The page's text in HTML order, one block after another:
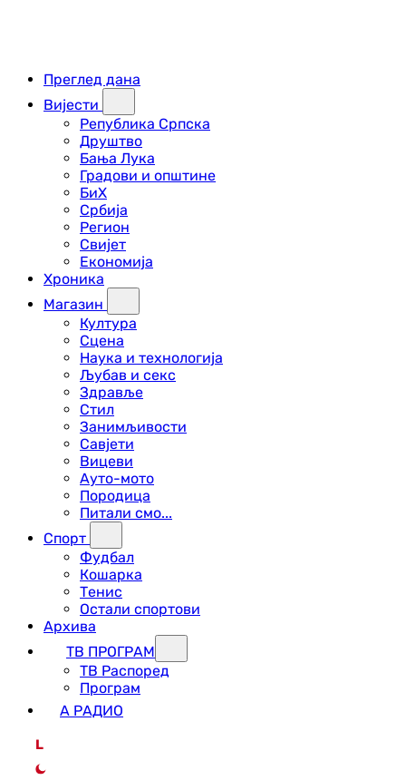
Преглед дана
Вијести
Република Српска
Друштво
Бања Лука
Градови и општине
БиХ
Србија
Регион
Свијет
Економија
Хроника
Магазин
Култура
Сцена
Наука и технологија
Љубав и секс
Здравље
Стил
Занимљивости
Савјети
Вицеви
Ауто-мото
Породица
Питали смо...
Спорт
Фудбал
Кошарка
Тенис
Остали спортови
Архива
ТВ ПРОГРАМ
ТВ Распоред
Програм
А РАДИО
L